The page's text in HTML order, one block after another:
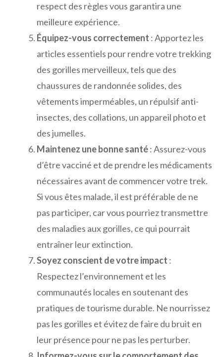
respect des règles vous garantira une
meilleure expérience.
Équipez-vous correctement : Apportez les
articles essentiels pour rendre votre trekking
des gorilles merveilleux, tels que des
chaussures de randonnée solides, des
vêtements imperméables, un répulsif anti-
insectes, des collations, un appareil photo et
des jumelles.
Maintenez une bonne santé: Assurez-vous
d’être vacciné et de prendre les médicaments
nécessaires avant de commencer votre trek.
Si vous êtes malade, il est préférable de ne
pas participer, car vous pourriez transmettre
des maladies aux gorilles, ce qui pourrait
entraîner leur extinction.
Soyez conscient de votre impact :
Respectez l’environnement et les
communautés locales en soutenant des
pratiques de tourisme durable. Ne nourrissez
pas les gorilles et évitez de faire du bruit en
leur présence pour ne pas les perturber.